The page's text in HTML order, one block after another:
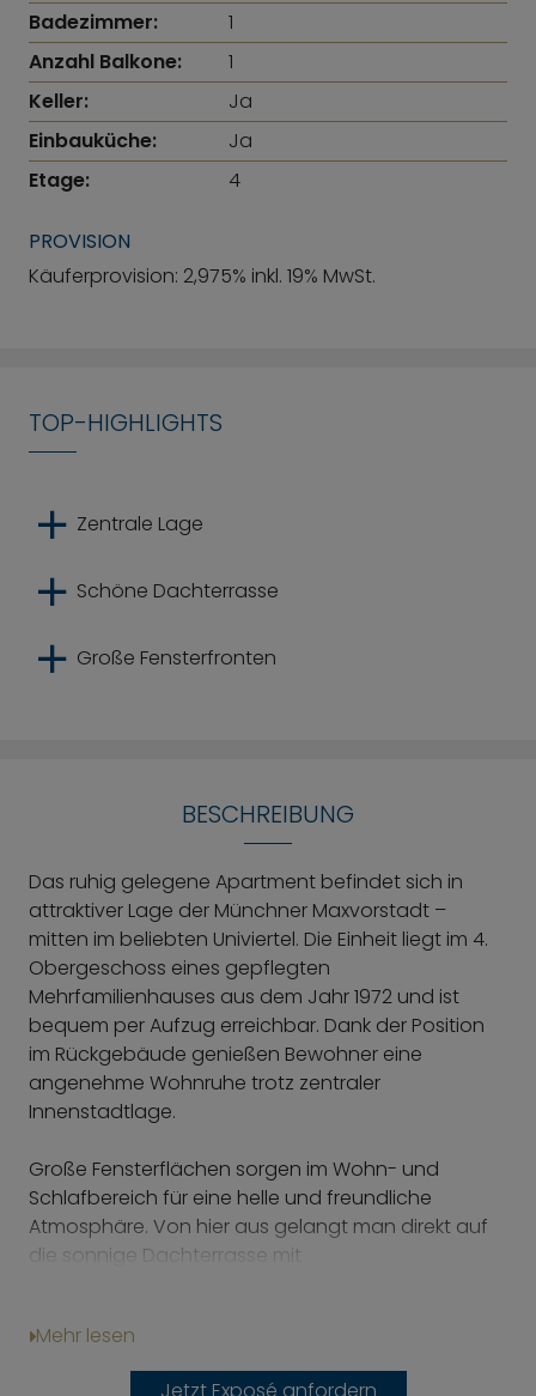
Badezimmer:
1
Anzahl Balkone:
1
Keller:
Ja
Einbauküche:
Ja
Etage:
4
PROVISION
Käuferprovision: 2,975% inkl. 19% MwSt.
TOP-HIGHLIGHTS
Zentrale Lage
Schöne Dachterrasse
Große Fensterfronten
BESCHREIBUNG
Das ruhig gelegene Apartment befindet sich in
attraktiver Lage der Münchner Maxvorstadt –
mitten im beliebten Univiertel. Die Einheit liegt im 4.
Obergeschoss eines gepflegten
Mehrfamilienhauses aus dem Jahr 1972 und ist
bequem per Aufzug erreichbar. Dank der Position
im Rückgebäude genießen Bewohner eine
angenehme Wohnruhe trotz zentraler
Innenstadtlage.
Große Fensterflächen sorgen im Wohn- und
Schlafbereich für eine helle und freundliche
Atmosphäre. Von hier aus gelangt man direkt auf
die sonnige Dachterrasse mit
Im Eingangsbereich ist eine kompakte Küchenzeile
Mehr lesen